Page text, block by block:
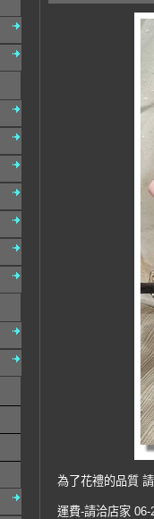
為了花禮的品質
運費-請洽店家